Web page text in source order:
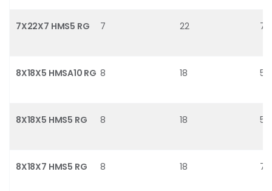
7X22X7 HMS5 RG 7 22 7
8X18X5 HMSA10 RG 8 18 5
8X18X5 HMS5 RG 8 18 5
8X18X7 HMS5 RG 8 18 7